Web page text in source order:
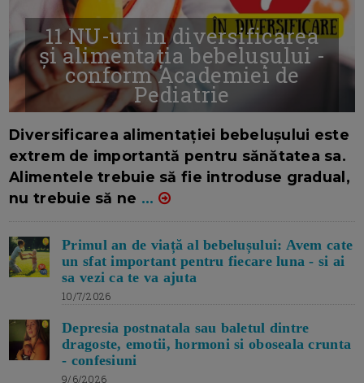
11 NU-uri in diversificarea
și alimentația bebelușului -
conform Academiei de
Pediatrie
Diversificarea alimentației bebelușului este
extrem de importantă pentru sănătatea sa.
Alimentele trebuie să fie introduse gradual,
nu trebuie să ne ...
Primul an de viață al bebelușului: Avem cate
un sfat important pentru fiecare luna - si ai
sa vezi ca te va ajuta
10/7/2026
Depresia postnatala sau baletul dintre
dragoste, emotii, hormoni si oboseala crunta
- confesiuni
9/6/2026